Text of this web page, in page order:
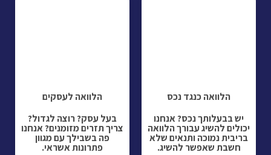
הלוואה כנגד נכס
יש בבעלותך נכס? אנחנו
יכולים להשיג עבורך הלוואה
בריבית נמוכה ותנאים שלא
חשבת שאפשר להשיג.
הלוואה לעסקים
בעל עסק? רוצה לגדול?
צריך תזרים מזומנים? אנחנו
פה בשבילך עם מגוון
פתרונות אשראי.